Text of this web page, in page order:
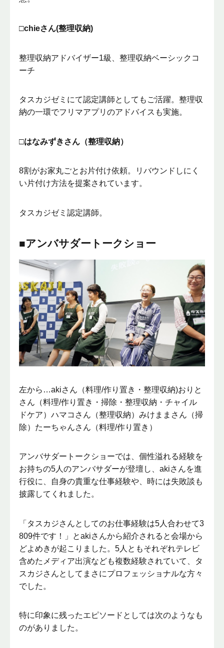
□chieさん(整理収納)
整理収納アドバイザー1級、整理収納ベーシックコ
ーチ
タスカジゼミにて認定講師としてもご活躍。整理収
納の一環でフリマアプリのアドバイスも実施。
□はなみずきさん（整理収納）
8割がお家丸ごとお片付け依頼。リバウンドしにく
い片付け方法を提案されています。
タスカジゼミ認定講師。
■アンバサダートークショー
左から…akiさん（料理/作り置き・整理収納)おりと
さん（料理/作り置き・掃除・整理収納・チャイル
ドケア）ハマコさん（整理収納）みけままさん（掃
除）たーちゃんさん（料理/作り置き）
アンバサダートークショーでは、個性溢れる経験を
お持ちの5人のアンバサダーが登壇し、akiさんを進
行役に、自身の貴重な仕事経験や、時には失敗談も
披露してくれました。
「タスカジさんとしてのお仕事経験は5人合わせて3
809件です！」とakiさんから紹介されると会場から
どよめきが起こりました。5人ともそれぞれテレビ
含めたメディア出演なども複数経験されていて、タ
スカジさんとしてまさにプロフェッショナルな方々
でした。
特に印象に残ったエピソードとしては次のようなも
のがありました。